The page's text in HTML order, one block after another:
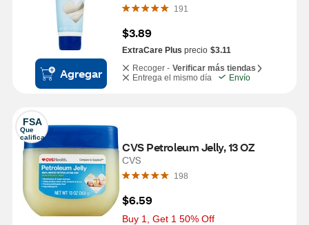
Agregar
191
$3.89
ExtraCare Plus precio $3.11
Recoger - Verificar más tiendas
Entrega el mismo día
Envío
FSA
Que
califica
CVS Petroleum Jelly, 13 OZ
CVS
198
$6.59
Buy 1, Get 1 50% Off